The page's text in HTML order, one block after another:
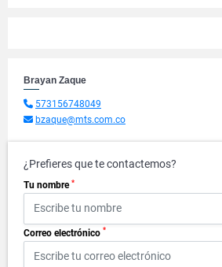
Brayan Zaque
573156748049
bzaque@mts.com.co
¿Prefieres que te contactemos?
Tu nombre *
Correo electrónico *